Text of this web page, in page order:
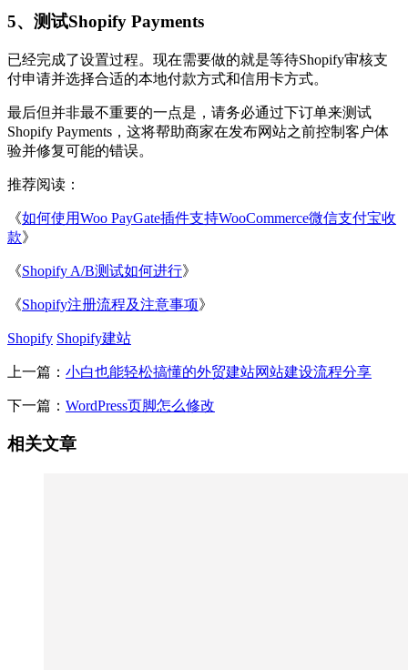
5、测试Shopify Payments
已经完成了设置过程。现在需要做的就是等待Shopify审核支
付申请并选择合适的本地付款方式和信用卡方式。
最后但并非最不重要的一点是，请务必通过下订单来测试
Shopify Payments，这将帮助商家在发布网站之前控制客户体
验并修复可能的错误。
推荐阅读：
《如何使用Woo PayGate插件支持WooCommerce微信支付宝收
款》
《Shopify A/B测试如何进行》
《Shopify注册流程及注意事项》
Shopify Shopify建站
上一篇： 小白也能轻松搞懂的外贸建站网站建设流程分享
下一篇： WordPress页脚怎么修改
相关文章